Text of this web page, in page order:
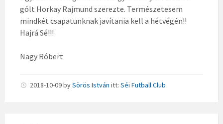
gólt Horkay Rajmund szerezte. Természetesem
mindkét csapatunknak javítania kell a hétvégén!!
Hajrá Sé!!!
Nagy Róbert
2018-10-09bySörös István itt: Séi Futball Club